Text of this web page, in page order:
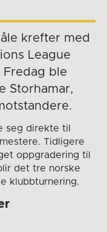
krefter med
League
ble
Storhamar,
seg direkte til
Tidligere
oppgradering til
det tre norske
klubbturnering.